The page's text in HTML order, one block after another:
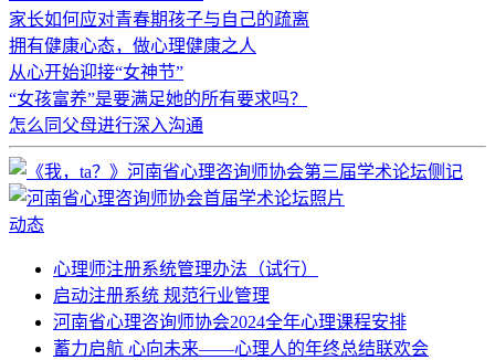
家长如何应对青春期孩子与自己的疏离
拥有健康心态，做心理健康之人
从心开始迎接“女神节”
“女孩富养”是要满足她的所有要求吗？
怎么同父母进行深入沟通
动态
心理师注册系统管理办法（试行）
启动注册系统 规范行业管理
河南省心理咨询师协会2024全年心理课程安排
蓄力启航 心向未来——心理人的年终总结联欢会